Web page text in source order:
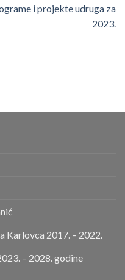
i projekte udruga za
2023.
Karlovca 2017. – 2022.
– 2028. godine